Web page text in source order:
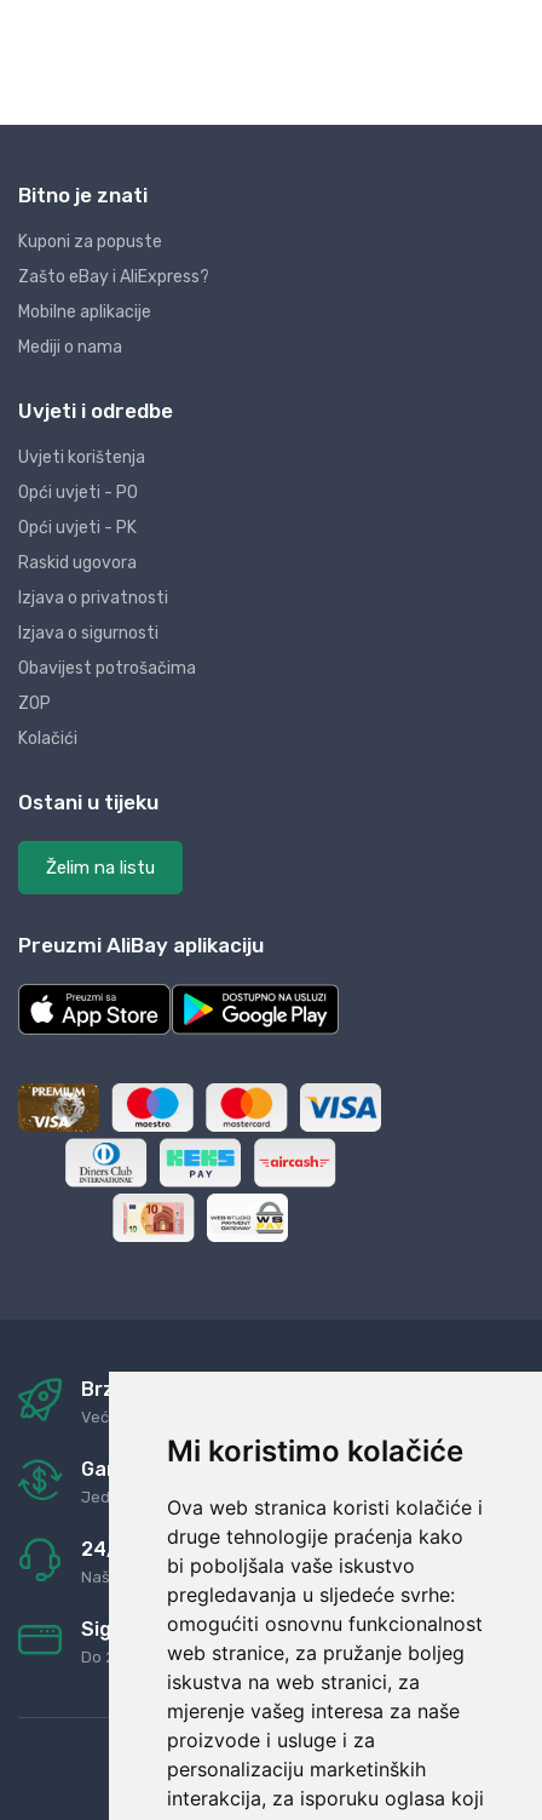
Mi koristimo kolačiće
Ova web stranica koristi kolačiće i
druge tehnologije praćenja kako
bi poboljšala vaše iskustvo
pregledavanja u sljedeće svrhe:
omogućiti osnovnu funkcionalnost
web stranice, za pružanje boljeg
iskustva na web stranici, za
mjerenje vašeg interesa za naše
proizvode i usluge i za
personalizaciju marketinških
interakcija, za isporuku oglasa koji
Bitno je znati
Kuponi za popuste
Zašto eBay i AliExpress?
Mobilne aplikacije
Mediji o nama
Uvjeti i odredbe
Uvjeti korištenja
Opći uvjeti - PO
Opći uvjeti - PK
Raskid ugovora
Izjava o privatnosti
Izjava o sigurnosti
Obavijest potrošačima
ZOP
Kolačići
Ostani u tijeku
Želim na listu
Preuzmi AliBay aplikaciju
Brza i sigurna dostava
Već za nekoliko dana kod vas
Garancija u povrat novaca
Jednostavno pravilo: Roba za novac
24/7 odlična podrška
Naši agenti uvijek na raspolaganju
Sigurno obročno plaćanje
Do 24 rata bez kamata